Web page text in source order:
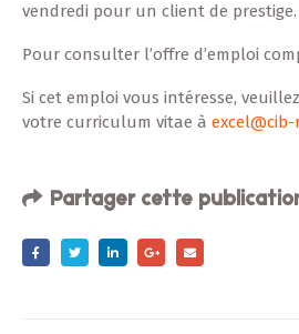
vendredi pour un client de prestige.
Pour consulter l’offre d’emploi
Si cet emploi vous intéresse,
votre curriculum vitae à
Partager cette